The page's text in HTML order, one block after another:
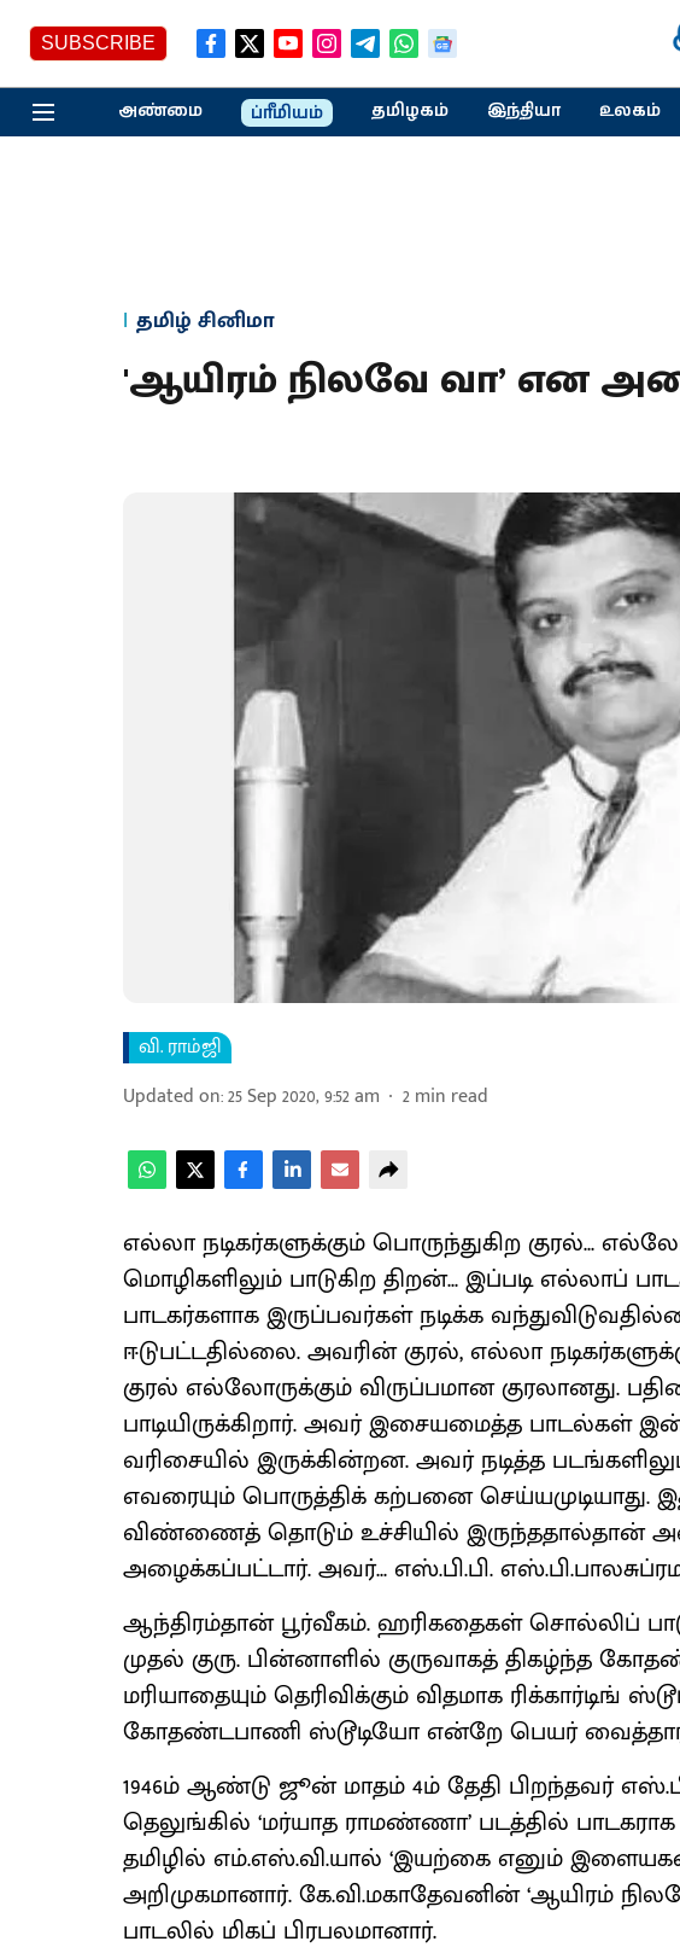
SUBSCRIBE
அண்மை ப்ரீமியம் தமிழகம் இந்தியா உலகம்
தமிழ் சினிமா
'ஆயிரம் நிலவே வா’ என
வி. ராம்ஜி
Updated on:25 Sep 2020, 9:52 am 2min read
எல்லா நடிகர்களுக்கும் பொருந்துகிற குரல்...
மொழிகளிலும் பாடுகிற திறன்... இப்படி எல்லாப்
பாடகர்களாக இருப்பவர்கள் நடிக்க
ஈடுபட்டதில்லை. அவரின் குரல், எல்லா
குரல் எல்லோருக்கும் விருப்பமான குரலானது.
பாடியிருக்கிறார். அவர் இசையமைத்த பாடல்கள்
வரிசையில் இருக்கின்றன. அவர் நடித்த
எவரையும் பொருத்திக் கற்பனை செய்யமுடியாது.
விண்ணைத் தொடும் உச்சியில் இருந்ததால்தான் அவர்
அழைக்கப்பட்டார். அவர்... எஸ்.பி.பி.
ஆந்திரம்தான் பூர்வீகம். ஹரிகதைகள் சொல்லிப்
முதல் குரு. பின்னாளில் குருவாகத் திகழ்ந்த
மரியாதையும் தெரிவிக்கும் விதமாக ரிக்கார்டிங்
கோதண்டபாணி ஸ்டூடியோ என்றே பெயர்
1946ம் ஆண்டு ஜூன் மாதம் 4ம் தேதி பிறந்தவர்
தெலுங்கில் ‘மர்யாத ராமண்ணா’ படத்தில்
தமிழில் எம்.எஸ்.வி.யால் ‘இயற்கை எனும்
அறிமுகமானார். கே.வி.மகாதேவனின் ‘ஆயிரம்
பாடலில் மிகப் பிரபலமானார்.